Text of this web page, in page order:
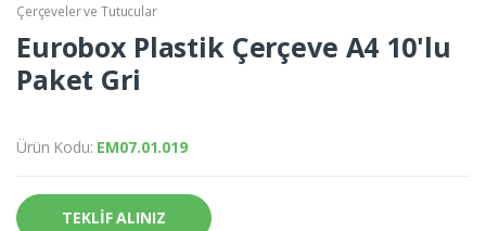
Çerçeveler ve Tutucular
Eurobox Plastik Çerçeve A4 10'lu
Paket Gri
Ürün Kodu: EM07.01.019
TEKLİF ALINIZ